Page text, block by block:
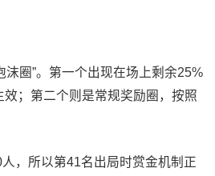
沫圈”。第一个出现在场上剩余25%
；第二个则是常规奖励圈，按照
，所以第41名出局时赏金机制正